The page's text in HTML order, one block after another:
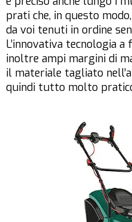
prati che, in questo
da voi tenuti in ordine
L’innovativa tecnologia a
inoltre ampi margini di
il materiale tagliato
quindi tutto molto